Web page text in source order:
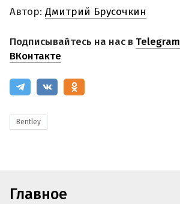
Автор: Дмитрий Брусочкин
Подписывайтесь на нас в Telegram
ВКонтакте
Bentley
Главное